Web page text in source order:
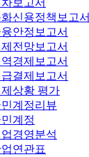
보고서
신용정책보고서
안정보고서
전망보고서
경제보고서
결제보고서
상황 평가
계정리뷰
계정
경영분석
연관표